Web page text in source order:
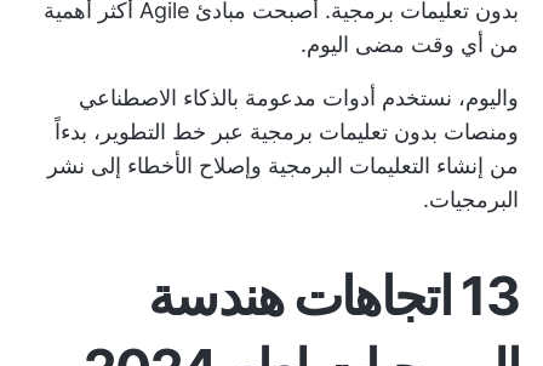
بدون تعليمات برمجية. أصبحت مبادئ Agile أكثر أهمية
من أي وقت مضى اليوم.
واليوم، نستخدم أدوات مدعومة بالذكاء الاصطناعي
ومنصات بدون تعليمات برمجية عبر خط التطوير، بدءاً
من إنشاء التعليمات البرمجية وإصلاح الأخطاء إلى نشر
البرمجيات.
13 اتجاهات هندسة